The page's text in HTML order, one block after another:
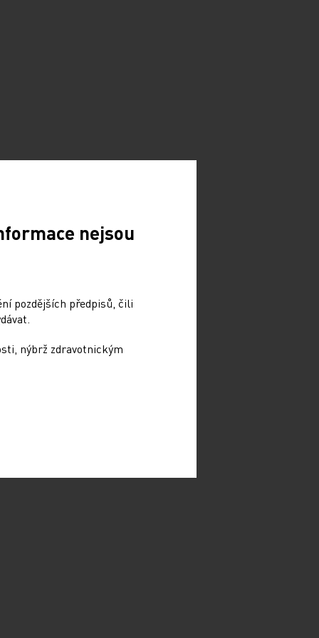
nejsou
pozdějších předpisů, čili
nýbrž zdravotnickým